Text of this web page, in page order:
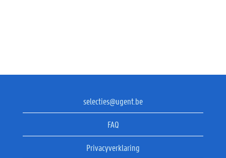
selecties@ugent.be
FAQ
Privacyverklaring